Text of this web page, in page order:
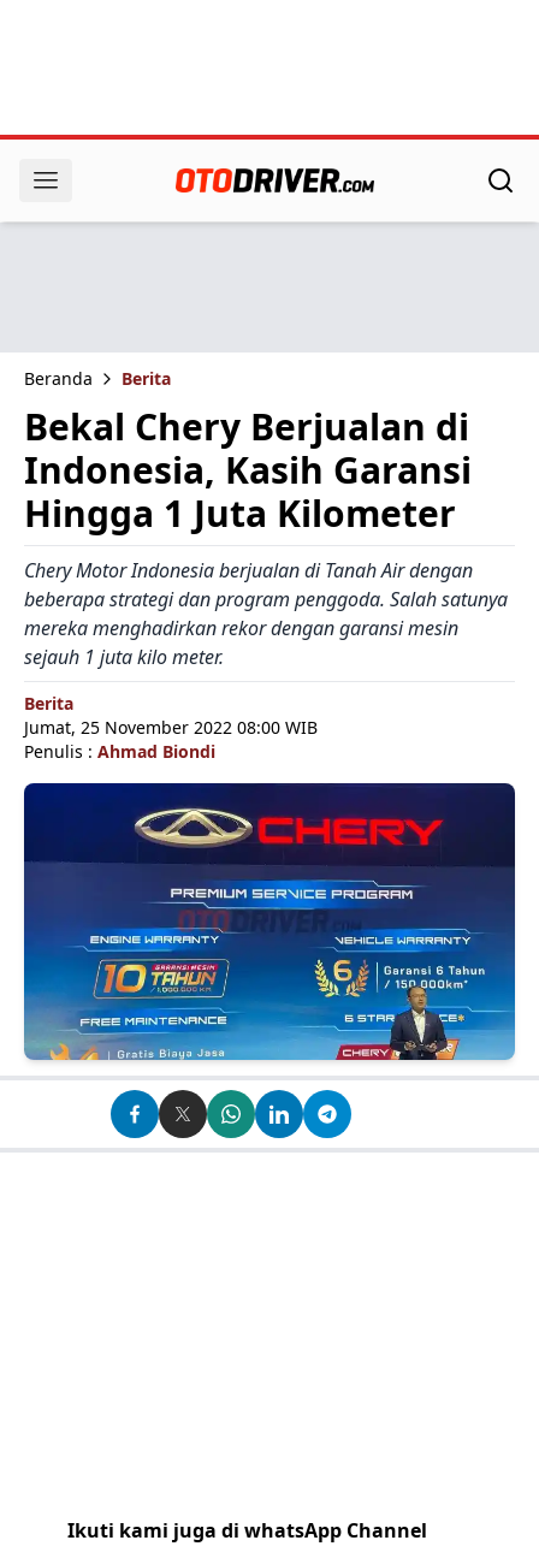
Beranda Berita
Bekal Chery Berjualan di
Indonesia, Kasih Garansi
Hingga 1 Juta Kilometer
Chery Motor Indonesia berjualan di Tanah Air dengan
beberapa strategi dan program penggoda. Salah satunya
mereka menghadirkan rekor dengan garansi mesin
sejauh 1 juta kilo meter.
Berita
Jumat, 25 November 2022 08:00 WIB
Penulis : Ahmad Biondi
Ikuti kami juga di whatsApp Channel